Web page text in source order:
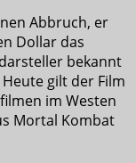
Abbruch, er
Dollar das
bekannt
gilt der Film
im Westen
Mortal Kombat